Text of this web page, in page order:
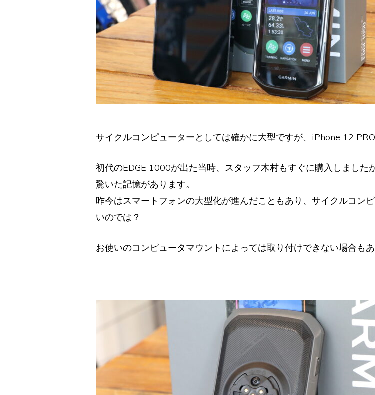
サイクルコンピューターとしては確かに大型ですが、iPhone 12
初代のEDGE 1000が出た当時、スタッフ木村もすぐに購入しまし
驚いた記憶があります。
昨今はスマートフォンの大型化が進んだこともあり、サイクルコン
いのでは？
お使いのコンピュータマウントによっては取り付けできない場合も